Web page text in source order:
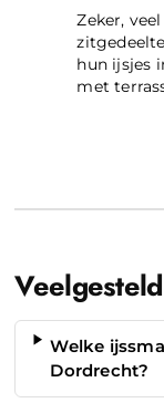
Zeker,
hun ijsjes
met
Welke
Dordrecht?